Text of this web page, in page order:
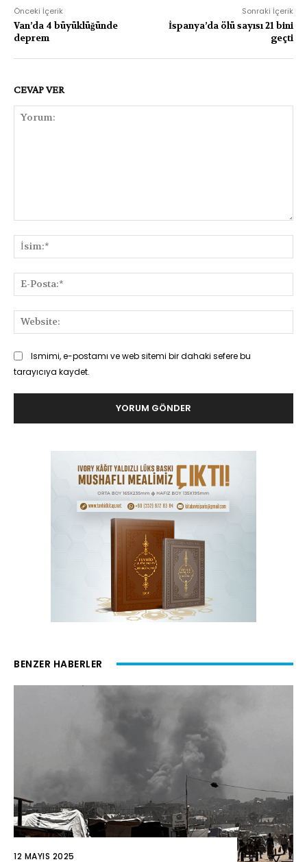
Önceki İçerik
Van’da 4 büyüklüğünde
deprem
Sonraki İçerik
İspanya’da ölü sayısı 21 bini
geçti
CEVAP VER
Ismimi, e-postamı ve web sitemi bir dahaki sefere bu
tarayıcıya kaydet.
BENZER HABERLER
12 MAYIS 2025